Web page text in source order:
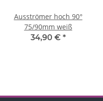
Ausströmer hoch 90°
75/90mm weiß
34,90 € *